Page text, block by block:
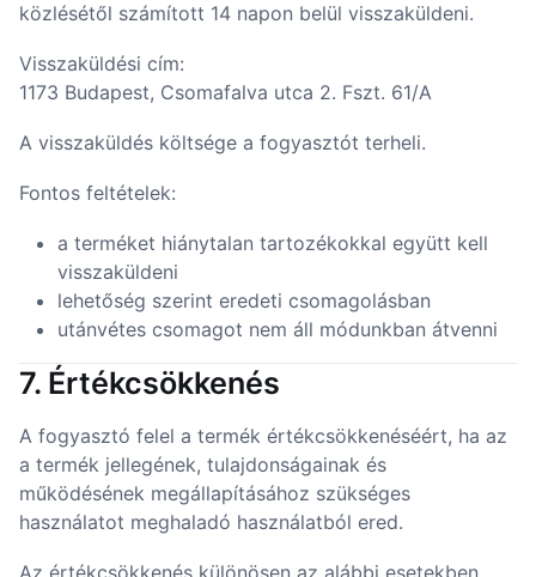
közlésétől számított 14 napon belül visszaküldeni.
Visszaküldési cím:
1173 Budapest, Csomafalva utca 2. Fszt. 61/A
A visszaküldés költsége a fogyasztót terheli.
Fontos feltételek:
a terméket hiánytalan tartozékokkal együtt kell
visszaküldeni
lehetőség szerint eredeti csomagolásban
utánvétes csomagot nem áll módunkban átvenni
7. Értékcsökkenés
A fogyasztó felel a termék értékcsökkenéséért, ha az
a termék jellegének, tulajdonságainak és
működésének megállapításához szükséges
használatot meghaladó használatból ered.
Az értékcsökkenés különösen az alábbi esetekben